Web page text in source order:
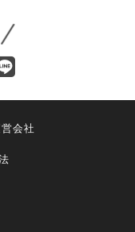
会社